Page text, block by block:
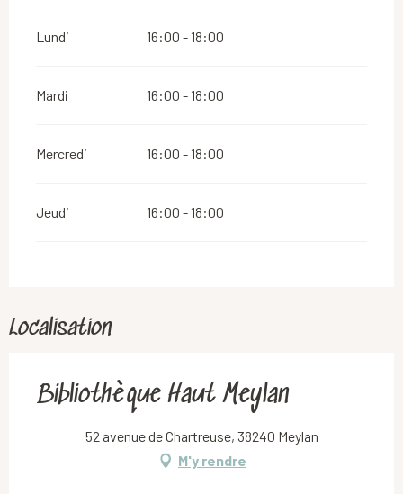
Lundi 16:00 - 18:00
Mardi 16:00 - 18:00
Mercredi 16:00 - 18:00
Jeudi 16:00 - 18:00
Localisation
Bibliothèque Haut Meylan
52 avenue de Chartreuse, 38240 Meylan
M'y rendre